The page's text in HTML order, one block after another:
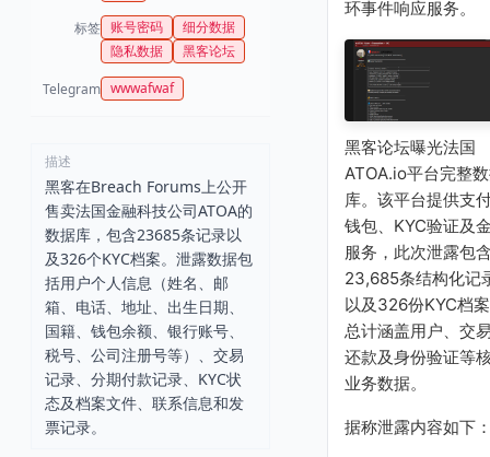
标签 账号密码
细分数据
隐私数据
黑客论坛
Telegram wwwafwaf
描述
黑客在Breach Forums上公开
售卖法国金融科技公司ATOA的
数据库，包含23685条记录以
及326个KYC档案。泄露数据包
括用户个人信息（姓名、邮
箱、电话、地址、出生日期、
国籍、钱包余额、银行账号、
税号、公司注册号等）、交易
记录、分期付款记录、KYC状
态及档案文件、联系信息和发
票记录。
环事件响应服务。
黑客论坛曝光法国
ATOA.io平台完整
库。该平台提供支
钱包、KYC验证及
服务，此次泄露包
23,685条结构化记
以及326份KYC档
总计涵盖用户、交
还款及身份验证等
业务数据。
据称泄露内容如下